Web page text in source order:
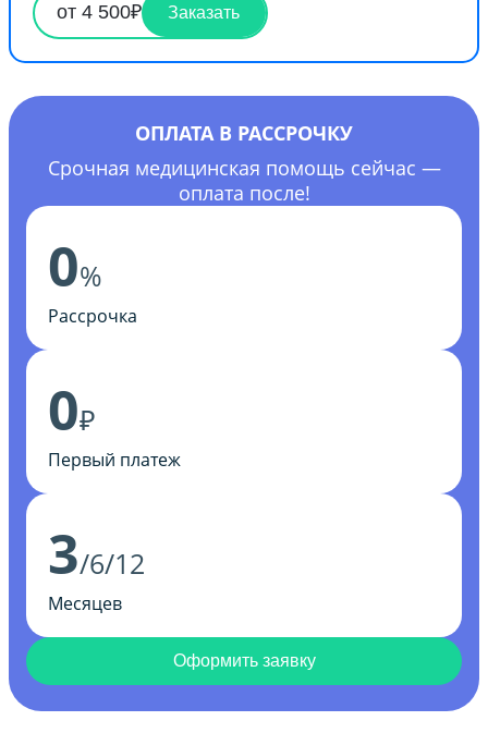
от 4 500₽ Заказать
ОПЛАТА В РАССРОЧКУ
Срочная медицинская помощь сейчас —
оплата после!
0%
Рассрочка
0₽
Первый платеж
3/6/12
Месяцев
Оформить заявку